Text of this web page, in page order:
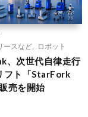
ースなど
ロボット
、次世代自律走行
フト「StarFork
売を開始